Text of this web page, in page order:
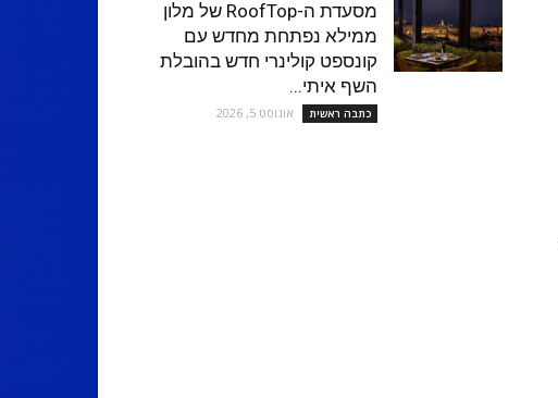
מסעדת ה-RoofTop של מלון
ממילא נפתחת מחדש עם
קונספט קולינרי חדש בהובלת
השף איתי...
כתבה ראשית אוגוסט 5, 2026